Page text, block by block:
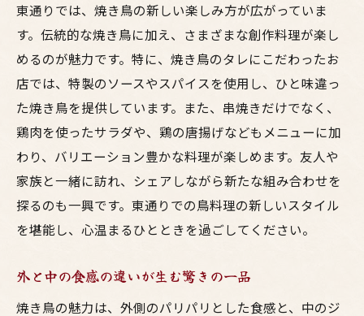
東通りでは、焼き鳥の新しい楽しみ方が広がっていま
す。伝統的な焼き鳥に加え、さまざまな創作料理が楽し
めるのが魅力です。特に、焼き鳥のタレにこだわったお
店では、特製のソースやスパイスを使用し、ひと味違っ
た焼き鳥を提供しています。また、串焼きだけでなく、
鶏肉を使ったサラダや、鶏の唐揚げなどもメニューに加
わり、バリエーション豊かな料理が楽しめます。友人や
家族と一緒に訪れ、シェアしながら新たな組み合わせを
探るのも一興です。東通りでの鳥料理の新しいスタイル
を堪能し、心温まるひとときを過ごしてください。
外と中の食感の違いが生む驚きの一品
焼き鳥の魅力は、外側のパリパリとした食感と、中のジ